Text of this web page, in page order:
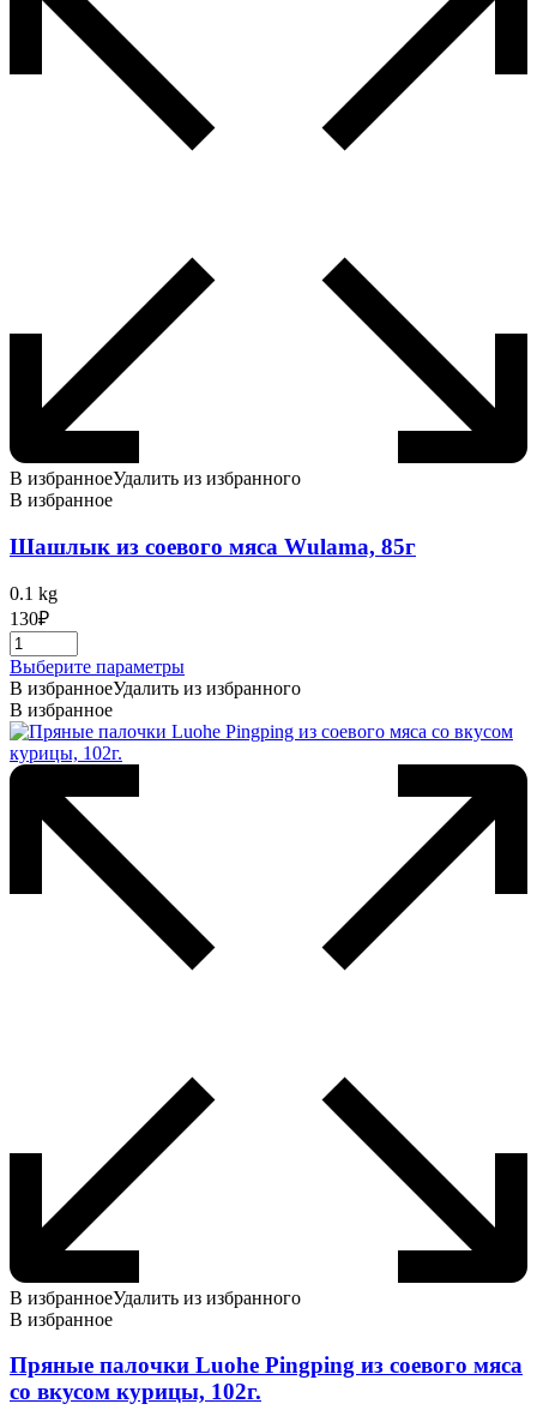
В избранноеУдалить из избранного
В избранное
Шашлык из соевого мяса Wulama, 85г
0.1 kg
130₽
Выберите параметрыЭтот
товар
несколько
В избранноеУдалить из избранного
В избранное
В избранноеУдалить из избранного
В избранное
Пряные палочки Luohe Pingping из соевого мяса
со вкусом курицы, 102г.